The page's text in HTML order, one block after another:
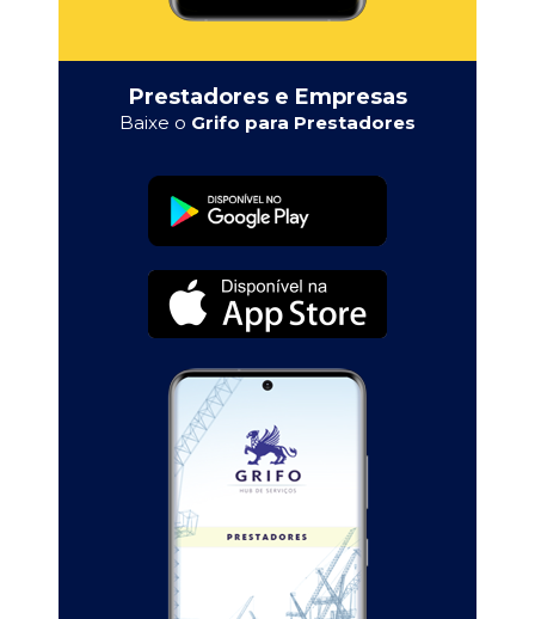
Prestadores e Empresas
Baixe o Grifo para Prestadores